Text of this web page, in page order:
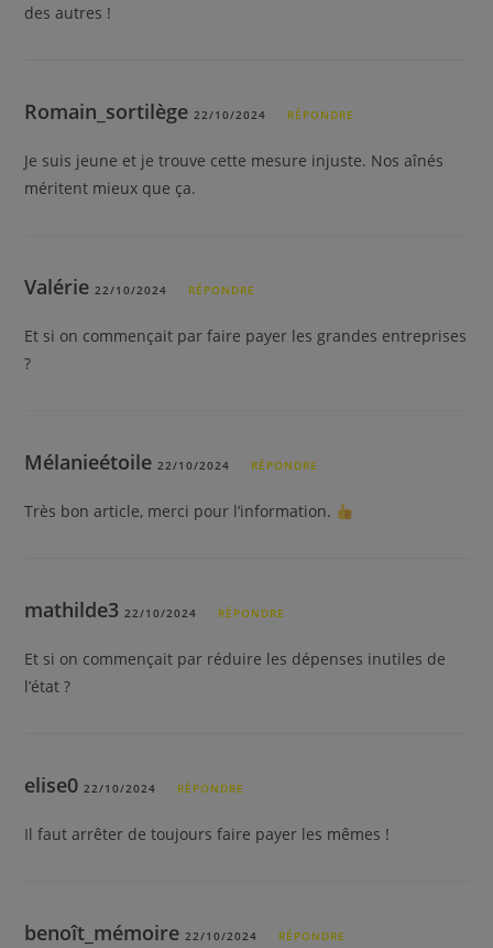
des autres !
Romain_sortilège22/10/2024 RÉPONDRE
Je suis jeune et je trouve cette mesure injuste. Nos aînés
méritent mieux que ça.
Valérie22/10/2024 RÉPONDRE
Et si on commençait par faire payer les grandes entreprises
?
Mélanieétoile22/10/2024 RÉPONDRE
Très bon article, merci pour l’information.
mathilde322/10/2024 RÉPONDRE
Et si on commençait par réduire les dépenses inutiles de
l’état ?
elise022/10/2024 RÉPONDRE
Il faut arrêter de toujours faire payer les mêmes !
benoît_mémoire22/10/2024 RÉPONDRE